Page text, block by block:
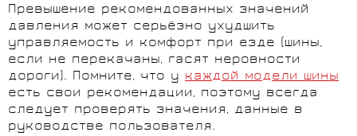
Превышение рекомендованных значений
давления может серьёзно ухудшить
управляемость и комфорт при езде (шины,
если не перекачаны, гасят неровности
дороги). Помните, что у каждой модели шины
есть свои рекомендации, поэтому всегда
следует проверять значения, данные в
руководстве пользователя.